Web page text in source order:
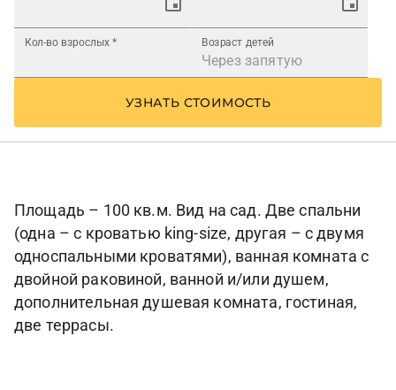
Кол-во взрослых * Возраст детей
УЗНАТЬ СТОИМОСТЬ
Площадь – 100 кв.м. Вид на сад. Две спальни
(одна – с кроватью king-size, другая – с двумя
односпальными кроватями), ванная комната с
двойной раковиной, ванной и/или душем,
дополнительная душевая комната, гостиная,
две террасы.